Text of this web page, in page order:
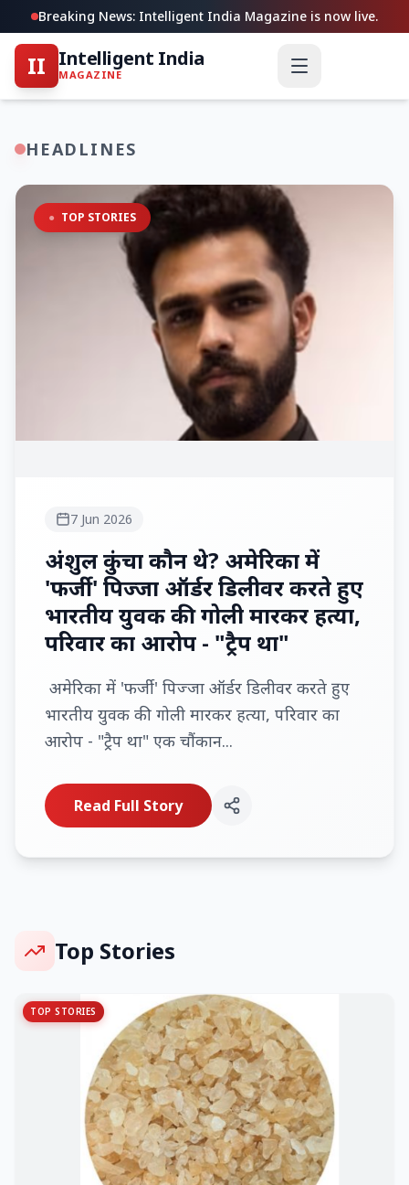
Breaking News: Intelligent India Magazine is now live.
II Intelligent India
MAGAZINE
HEADLINES
● TOP STORIES
7 Jun 2026
अंशुल कुंचा कौन थे? अमेरिका में
'फर्जी' पिज्जा ऑर्डर डिलीवर करते हुए
भारतीय युवक की गोली मारकर हत्या,
परिवार का आरोप - "ट्रैप था"
अमेरिका में 'फर्जी' पिज्जा ऑर्डर डिलीवर करते हुए
भारतीय युवक की गोली मारकर हत्या, परिवार का
आरोप - "ट्रैप था" एक चौंकान...
Read Full Story
Top Stories
TOP STORIES